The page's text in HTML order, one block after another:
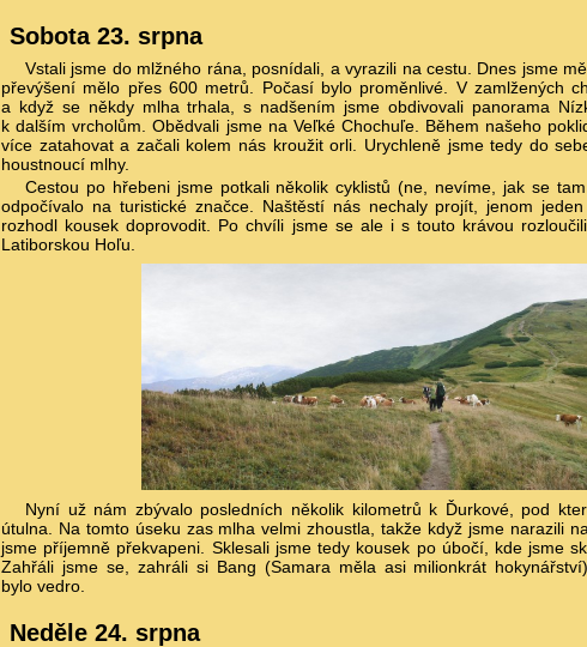
Sobota 23. srpna
Vstali jsme do mlžného rána, posnídali, a vyrazili na cestu. Dnes jsme
převýšení mělo přes 600 metrů. Počasí bylo proměnlivé. V zamlžených
a když se někdy mlha trhala, s nadšením jsme obdivovali panorama
k dalším vrcholům. Obědvali jsme na Veľké Chochuľe. Během našeho
více zatahovat a začali kolem nás kroužit orli. Urychleně jsme tedy do
houstnoucí mlhy.
Cestou po hřebeni jsme potkali několik cyklistů (ne, nevíme, jak se
odpočívalo na turistické značce. Naštěstí nás nechaly projít, jenom
rozhodl kousek doprovodit. Po chvíli jsme se ale i s touto krávou
Latiborskou Hoľu.
Nyní už nám zbývalo posledních několik kilometrů k Ďurkové, pod
útulna. Na tomto úseku zas mlha velmi zhoustla, takže když jsme narazili
jsme příjemně překvapeni. Sklesali jsme tedy kousek po úbočí, kde jsme
Zahřáli jsme se, zahráli si Bang (Samara měla asi milionkrát
bylo vedro.
Neděle 24. srpna